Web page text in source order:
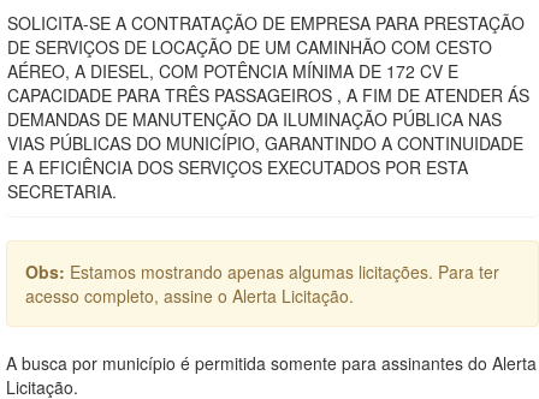
SOLICITA-SE A CONTRATAÇÃO DE EMPRESA PARA PRESTAÇÃO
DE SERVIÇOS DE LOCAÇÃO DE UM CAMINHÃO COM CESTO
AÉREO, A DIESEL, COM POTÊNCIA MÍNIMA DE 172 CV E
CAPACIDADE PARA TRÊS PASSAGEIROS , A FIM DE ATENDER ÁS
DEMANDAS DE MANUTENÇÃO DA ILUMINAÇÃO PÚBLICA NAS
VIAS PÚBLICAS DO MUNICÍPIO, GARANTINDO A CONTINUIDADE
E A EFICIÊNCIA DOS SERVIÇOS EXECUTADOS POR ESTA
SECRETARIA.
Obs: Estamos mostrando apenas algumas licitações. Para ter
acesso completo, assine o Alerta Licitação.
A busca por município é permitida somente para assinantes do Alerta
Licitação.